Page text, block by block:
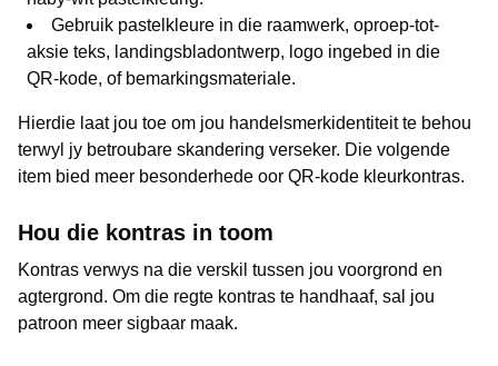
Gebruik pastelkleure in die raamwerk, oproep-tot-
aksie teks, landingsbladontwerp, logo ingebed in die
QR-kode, of bemarkingsmateriale.
Hierdie laat jou toe om jou handelsmerkidentiteit te behou
terwyl jy betroubare skandering verseker. Die volgende
item bied meer besonderhede oor QR-kode kleurkontras.
Hou die kontras in toom
Kontras verwys na die verskil tussen jou voorgrond en
agtergrond. Om die regte kontras te handhaaf, sal jou
patroon meer sigbaar maak.